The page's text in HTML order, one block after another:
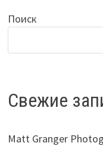
Поиск
Свежие
Matt Granger